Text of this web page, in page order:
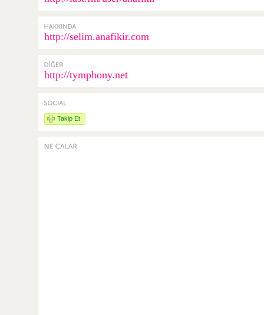
http://selim.anafikir.com
http://tymphony.net
Takip Et